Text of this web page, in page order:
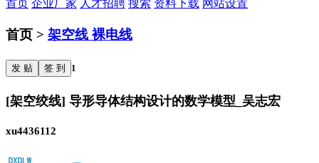
首页 企业厂家 人才招聘 搜索 资料下载 网站设置
首页 > 架空线 裸电线
发 贴 签 到 1
[架空绞线] 导形导体结构设计的数学模型_吴志宏
xu4436112